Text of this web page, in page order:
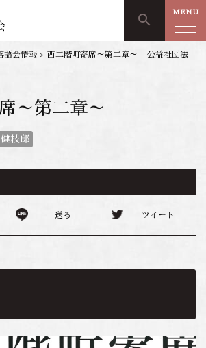
search MENU
語会情報 > 西二階町寄席～第二章～ - 公益社団法
～第二章～
枝郎
送る ツイート